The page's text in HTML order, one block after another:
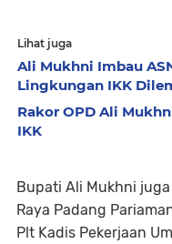
Lihat juga
Ali Mukhni Imbau
Lingkungan IKK
Rakor OPD Ali
IKK
Bupati Ali Mukhni
Raya Padang
Plt Kadis Pekerjaan